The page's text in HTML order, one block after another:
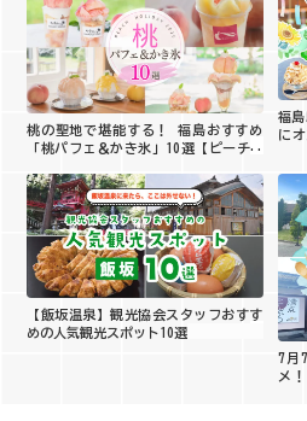
桃の聖地で堪能する！ 福島おすすめ
「桃パフェ＆かき氷」10選【ピーチホ
福
に
【飯坂温泉】観光協会スタッフおすす
めの人気観光スポット10選
7月
メ